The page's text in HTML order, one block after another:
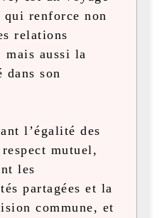
qui renforce non
relations
mais aussi la
dans son
l’égalité des
mutuel,
les
partagées et la
commune, et